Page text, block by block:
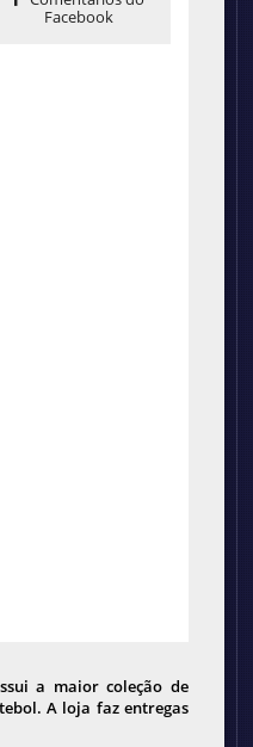
Facebook
a maior coleção de
A loja faz entregas